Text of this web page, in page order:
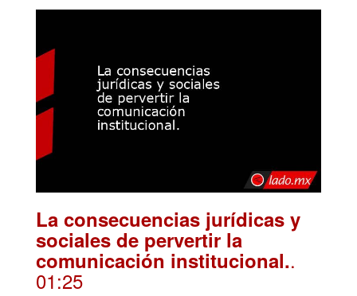
La consecuencias jurídicas y
sociales de pervertir la
comunicación institucional..
01:25